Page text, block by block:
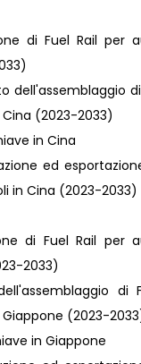
di Fuel Rail per
dell'assemblaggio
(2023-2033)
in Cina
ed
in Cina (2023-2033)
di Fuel Rail per
2033)
di
(2023-
in Giappone